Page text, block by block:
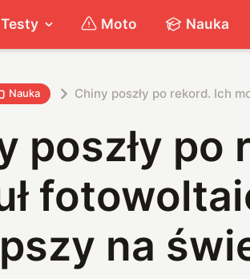
Testy Moto Nauka
Nauka Chiny poszły po rekord. Ich
poszły po
na